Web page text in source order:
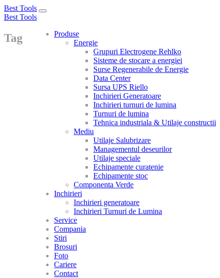
Best Tools
Toggle
Best Tools
Produse
Energie
Grupuri Electrogene Rehlko
Sisteme de stocare a energiei
Surse Regenerabile de Energie
Data Center
Sursa UPS Riello
Inchirieri Generatoare
Inchirieri turnuri de lumina
Turnuri de lumina
Tehnica industriala & Utilaje constructii
Mediu
Utilaje Salubrizare
Managementul deseurilor
Utilaje speciale
Echipamente curatenie
Echipamente stoc
Componenta Verde
Inchirieri
Inchirieri generatoare
Inchirieri Turnuri de Lumina
Service
Compania
Stiri
Brosuri
Foto
Cariere
Contact
Tag